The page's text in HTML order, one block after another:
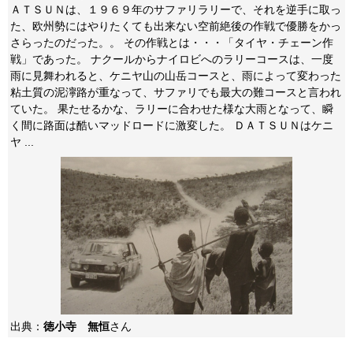
ＡＴＳＵＮは、１９６９年のサファリラリーで、それを逆手に取っ
た、欧州勢にはやりたくても出来ない空前絶後の作戦で優勝をかっ
さらったのだった。。 その作戦とは・・・「タイヤ・チェーン作
戦」であった。 ナクールからナイロビへのラリーコースは、一度
雨に見舞われると、ケニヤ山の山岳コースと、雨によって変わった
粘土質の泥濘路が重なって、サファリでも最大の難コースと言われ
ていた。 果たせるかな、ラリーに合わせた様な大雨となって、瞬
く間に路面は酷いマッドロードに激変した。 ＤＡＴＳＵＮはケニ
ヤ ...
出典： 徳小寺 無恒さん